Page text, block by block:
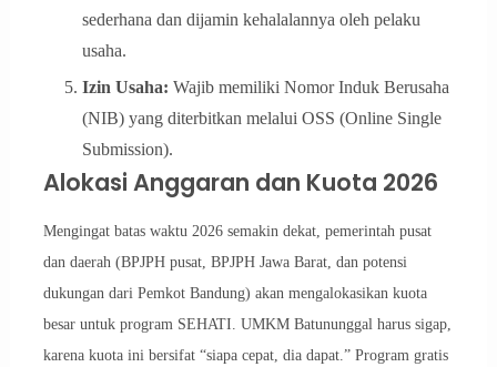
sederhana dan dijamin kehalalannya oleh pelaku
usaha.
Izin Usaha: Wajib memiliki Nomor Induk Berusaha
(NIB) yang diterbitkan melalui OSS (Online Single
Submission).
Alokasi Anggaran dan Kuota 2026
Mengingat batas waktu 2026 semakin dekat, pemerintah pusat
dan daerah (BPJPH pusat, BPJPH Jawa Barat, dan potensi
dukungan dari Pemkot Bandung) akan mengalokasikan kuota
besar untuk program SEHATI. UMKM Batununggal harus sigap,
karena kuota ini bersifat “siapa cepat, dia dapat.” Program gratis